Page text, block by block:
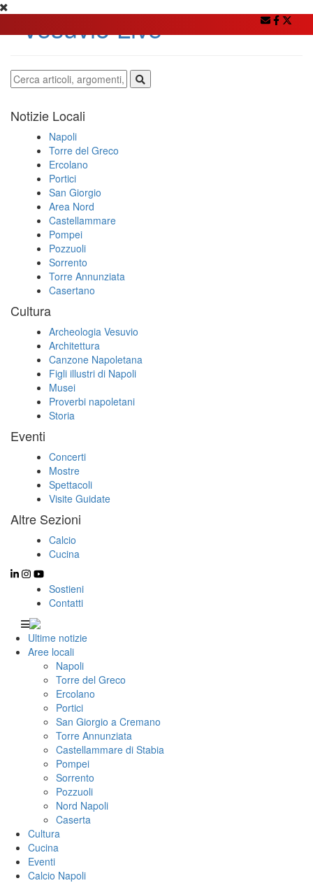
Notizie Locali
Napoli
Torre del Greco
Ercolano
Portici
San Giorgio
Area Nord
Castellammare
Pompei
Pozzuoli
Sorrento
Torre Annunziata
Casertano
Cultura
Archeologia Vesuvio
Architettura
Canzone Napoletana
Figli illustri di Napoli
Musei
Proverbi napoletani
Storia
Eventi
Concerti
Mostre
Spettacoli
Visite Guidate
Altre Sezioni
Calcio
Cucina
Sostieni
Contatti
Ultime notizie
Aree locali
Napoli
Torre del Greco
Ercolano
Portici
San Giorgio a Cremano
Torre Annunziata
Castellammare di Stabia
Pompei
Sorrento
Pozzuoli
Nord Napoli
Caserta
Cultura
Cucina
Eventi
Calcio Napoli